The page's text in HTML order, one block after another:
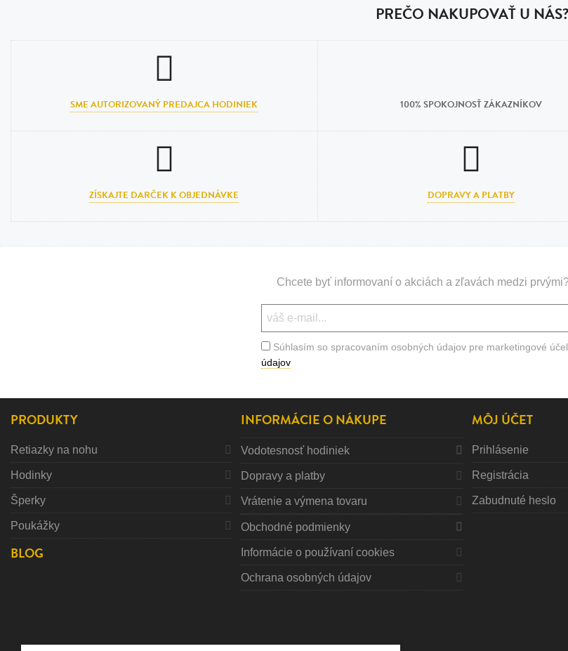
PREČO NAKUPOVAŤ U NÁS?
SME AUTORIZOVANÝ PREDAJCA HODINIEK 100% SPOKOJNOSŤ ZÁKAZNÍKOV
ZÍSKAJTE DARČEK K OBJEDNÁVKE DOPRAVY A PLATBY
Chcete byť informovaní o akciách a zľavách medzi
Súhlasím so spracovaním osobných údajov pre marketingové
údajov
PRODUKTY
Retiazky na nohu
Hodinky
Šperky
Poukážky
BLOG
INFORMÁCIE O NÁKUPE
Vodotesnosť hodiniek
Dopravy a platby
Vrátenie a výmena tovaru
Obchodné podmienky
Informácie o používaní cookies
Ochrana osobných údajov
MÔJ ÚČET
Prihlásenie
Registrácia
Zabudnuté heslo